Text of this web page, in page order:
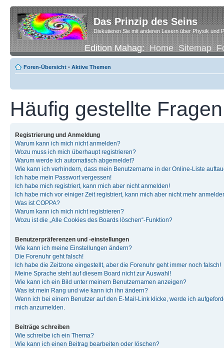
Das Prinzip des Seins
Diskutieren Sie mit anderen Lesern über Physik und
Edition Mahag:Home Sitemap
Foren-Übersicht • Aktive Themen
Häufig gestellte Fragen
Registrierung und Anmeldung
Warum kann ich mich nicht anmelden?
Wozu muss ich mich überhaupt registrieren?
Warum werde ich automatisch abgemeldet?
Wie kann ich verhindern, dass mein Benutzername in der Online-Liste
Ich habe mein Passwort vergessen!
Ich habe mich registriert, kann mich aber nicht anmelden!
Ich habe mich vor einiger Zeit registriert, kann mich aber nicht mehr
Was ist COPPA?
Warum kann ich mich nicht registrieren?
Wozu ist die „Alle Cookies des Boards löschen“-Funktion?
Benutzerpräferenzen und -einstellungen
Wie kann ich meine Einstellungen ändern?
Die Forenuhr geht falsch!
Ich habe die Zeitzone eingestellt, aber die Forenuhr geht immer noch falsch!
Meine Sprache steht auf diesem Board nicht zur Auswahl!
Wie kann ich ein Bild unter meinem Benutzernamen anzeigen?
Was ist mein Rang und wie kann ich ihn ändern?
Wenn ich bei einem Benutzer auf den E-Mail-Link klicke, werde ich
mich anzumelden.
Beiträge schreiben
Wie schreibe ich ein Thema?
Wie kann ich einen Beitrag bearbeiten oder löschen?